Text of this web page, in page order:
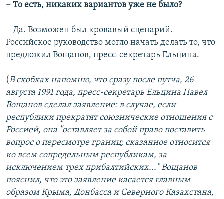
− То есть, никаких вариантов уже не было?
− Да. Возможен был кровавый сценарий.
Российское руководство могло начать делать то, что
предложил Вощанов, пресс-секретарь Ельцина.
(В скобках напомню, что сразу после путча, 26
августа 1991 года, пресс-секретарь Ельцина Павел
Вощанов сделал заявление: в случае, если
республики прекратят союзнические отношения с
Россией, она "оставляет за собой право поставить
вопрос о пересмотре границ; сказанное относится
ко всем сопредельным республикам, за
исключением трех прибалтийских..." Вощанов
пояснил, что это заявление касается главным
образом Крыма, Донбасса и Северного Казахстана,